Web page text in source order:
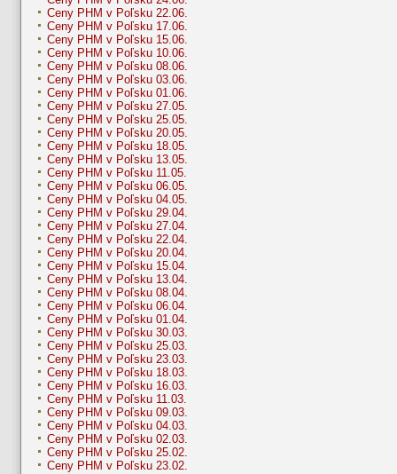
Ceny PHM v Poľsku 22.06.
Ceny PHM v Poľsku 17.06.
Ceny PHM v Poľsku 15.06.
Ceny PHM v Poľsku 10.06.
Ceny PHM v Poľsku 08.06.
Ceny PHM v Poľsku 03.06.
Ceny PHM v Poľsku 01.06.
Ceny PHM v Poľsku 27.05.
Ceny PHM v Poľsku 25.05.
Ceny PHM v Poľsku 20.05.
Ceny PHM v Poľsku 18.05.
Ceny PHM v Poľsku 13.05.
Ceny PHM v Poľsku 11.05.
Ceny PHM v Poľsku 06.05.
Ceny PHM v Poľsku 04.05.
Ceny PHM v Poľsku 29.04.
Ceny PHM v Poľsku 27.04.
Ceny PHM v Poľsku 22.04.
Ceny PHM v Poľsku 20.04.
Ceny PHM v Poľsku 15.04.
Ceny PHM v Poľsku 13.04.
Ceny PHM v Poľsku 08.04.
Ceny PHM v Poľsku 06.04.
Ceny PHM v Poľsku 01.04.
Ceny PHM v Poľsku 30.03.
Ceny PHM v Poľsku 25.03.
Ceny PHM v Poľsku 23.03.
Ceny PHM v Poľsku 18.03.
Ceny PHM v Poľsku 16.03.
Ceny PHM v Poľsku 11.03.
Ceny PHM v Poľsku 09.03.
Ceny PHM v Poľsku 04.03.
Ceny PHM v Poľsku 02.03.
Ceny PHM v Poľsku 25.02.
Ceny PHM v Poľsku 23.02.